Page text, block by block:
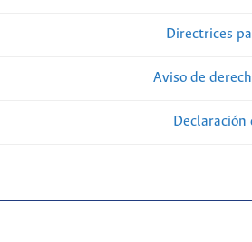
Directrices
Aviso de
Declaración